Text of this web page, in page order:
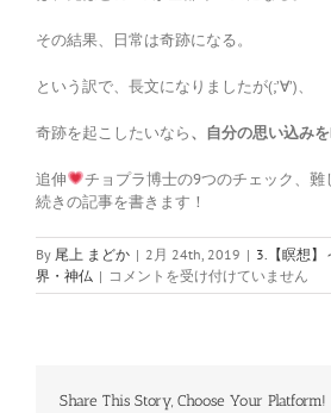
その結果、日常は奇跡になる。
という訳で、長文になりましたが(;’∀’)、
奇跡を起こしたいなら、自分の思い込み
追伸
チョプラ博士の9つのチェック、難
続きの記事を書きます！
By 尾上 まどか | 2月 24th, 2019 | 3.【瞑想】
界・神仏 | 叶
姉
ー
コメントを受け付けていません
Share This Story, Choose Your Platform!